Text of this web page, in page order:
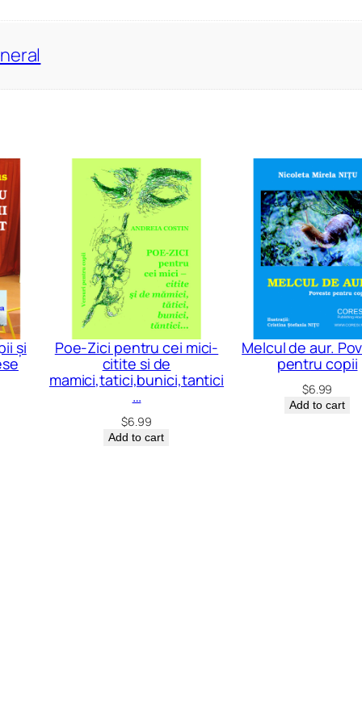
și
Poe-Zici pentru cei mici-
citite si de
mamici,tatici,bunici,tantici
…
$6.99
Add to cart
Melcul de aur.
pentru copii
$6.99
Add to cart